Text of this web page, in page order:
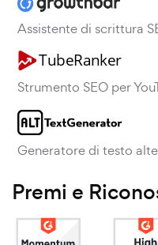
Assistente di scrittura
Strumento SEO per
Generatore di testo
Premi e